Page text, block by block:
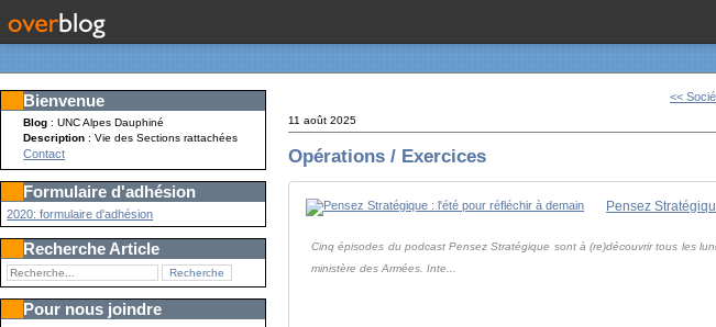
Bienvenue
Blog : UNC Alpes Dauphiné
Description: Vie des Sections rattachées
Contact
Formulaire d'adhésion
2020: formulaire d'adhésion
Recherche Article
Pour nous joindre
<<
11 août 2025
Opérations / Exercices
Pensez
Cinq épisodes du podcast Pensez Stratégique sont à (re)découvrir tous les
ministère des Armées. Inte...